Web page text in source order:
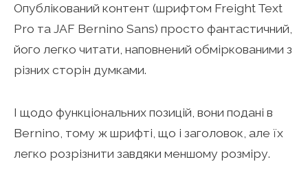
Опублікований контент (шрифтом Freight Text
Pro та JAF Bernino Sans) просто фантастичний,
його легко читати, наповнений обміркованими з
різних сторін думками.
І щодо функціональних позицій, вони подані в
Bernino, тому ж шрифті, що і заголовок, але їх
легко розрізнити завдяки меншому розміру.